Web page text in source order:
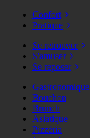
Confort
Pratique
Se retrouver
S'amuser
Se reposer
Gastronomique
Bouchon
Brunch
Asiatique
Pizzéria